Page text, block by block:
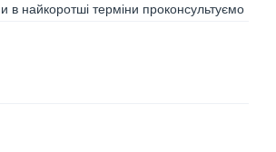
в найкоротші терміни проконсультуємо